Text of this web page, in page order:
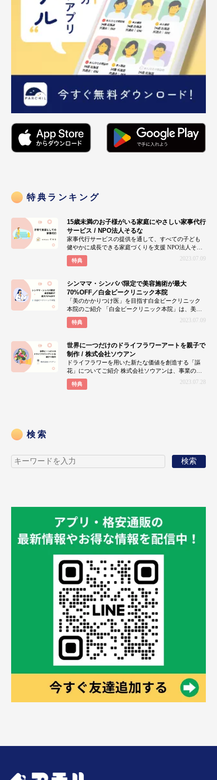
特典ランキング
15歳未満のお子様がいる家庭にやさしい家事代行
サービス / NPO法人そるな
家事代行サービスの提供を通して、すべての子ども
健やかに成長できる家庭づくりを支援 NPO法人そる
なは、家
特典 2023.07.09
シンママ・シンパパ限定で美容施術が最大
70%OFF／白金ビークリニック本院
「美のかかりつけ医」を目指す白金ビークリニック
本院のご紹介 「白金ビークリニック本院」は、美の
総合的なか
特典 2023.07.09
世界に一つだけのドライフラワーアートを親子で
制作 / 株式会社ソウアン
ドライフラワーを用いた新たな価値を創造する「謳
花」についてご紹介 株式会社ソウアンは、事業の一
つとして「
特典 2023.07.28
検索
検索